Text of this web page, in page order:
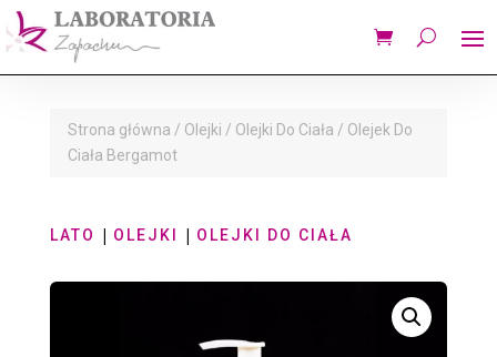
Strona główna / Olejki / Olejki Do Ciała / Olejek Do
Ciała Bergamot
LATO | OLEJKI | OLEJKI DO CIAŁA